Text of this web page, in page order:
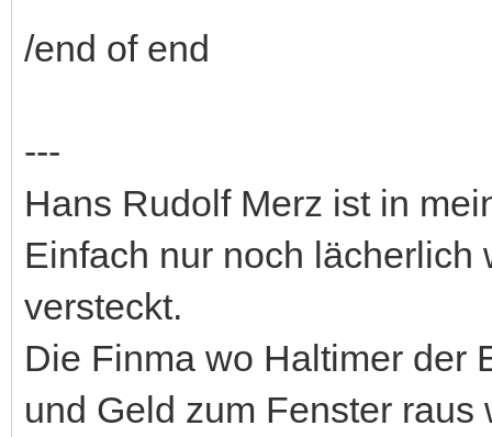
/end of end
---
Hans Rudolf Merz ist in
Einfach nur noch lächerlich
versteckt.
Die Finma wo Haltimer der
und Geld zum Fenster raus